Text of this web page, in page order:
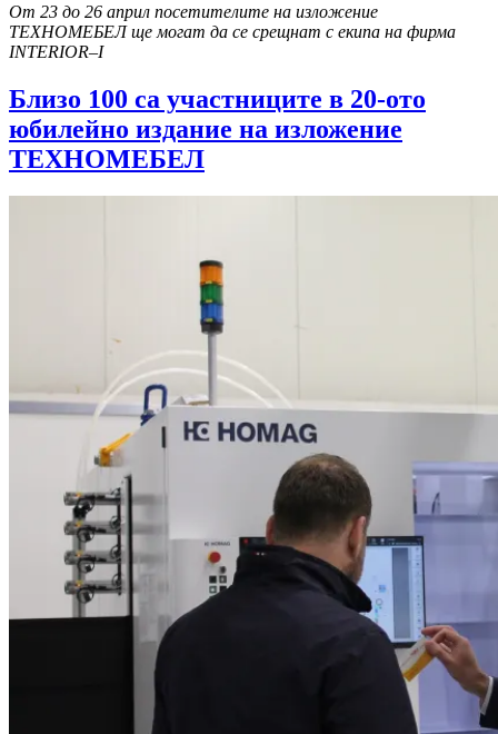
От 23 до 26 април посетителите на изложение
ТЕХНОМЕБЕЛ ще могат да се срещнат с екипа на фирма
INTERIOR–I
Близо 100 са участниците в 20-ото
юбилейно издание на изложение
ТЕХНОМЕБЕЛ